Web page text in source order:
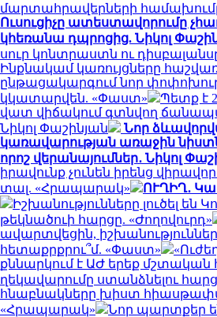
մարտահրավերների
Ուսուցիչը ատեստավորումը
կհեռանա դպրոցից. Նիկոլ
սուր կոնտրաստն ու
Ինքնակամ կառույցները
ընթացակարգում նոր
կկատարվեն. «Փաստ»
Պետք է
վատ վիճակում գտնվող
Նիկոլ Փաշինյան
Նոր
կառավարության առաջին
որոշ վերանայումներ․ Նիկոլ
իրավունք չունեն իրենց
տալ. «Հրապարակ»
ՈՒՂԻՂ․
Իշխանությունները լուծել
թեկնածուի հարցը. «Ժողովուրդ»
ավարտվեցին,
հետաքրքրու՞մ. «Փաստ»
քննարկում է ԱԺ երեք մշտական
ղեկավարումը ստանձնելու
հնաբնակները խիստ
«Հրապարակ»
Նոր պարտքեր